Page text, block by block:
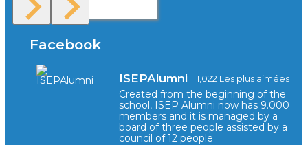
Facebook
ISEPAlumni 1,022 Les plus aimées
Created from the beginning of the
school, ISEP Alumni now has 9.000
members and it is managed by a
board of three people assisted by a
council of 12 people